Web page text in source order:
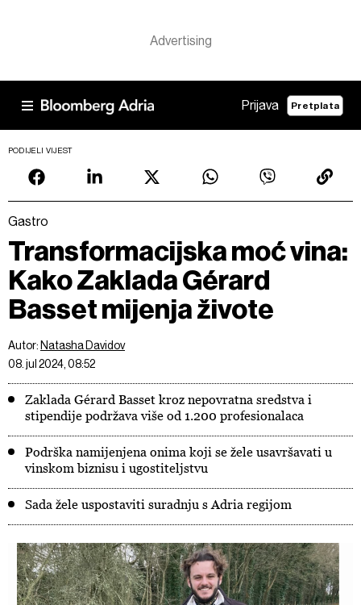
Prijava Pretplata
PODIJELI VIJEST
Gastro
Transformacijska moć vina:
Kako Zaklada Gérard
Basset mijenja živote
Autor: Natasha Davidov
08. jul 2024, 08:52
Zaklada Gérard Basset kroz nepovratna sredstva i
stipendije podržava više od 1.200 profesionalaca
Podrška namijenjena onima koji se žele usavršavati u
vinskom biznisu i ugostiteljstvu
Sada žele uspostaviti suradnju s Adria regijom